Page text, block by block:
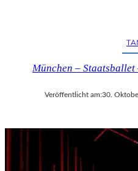
München –
Veröffentlicht am:30.